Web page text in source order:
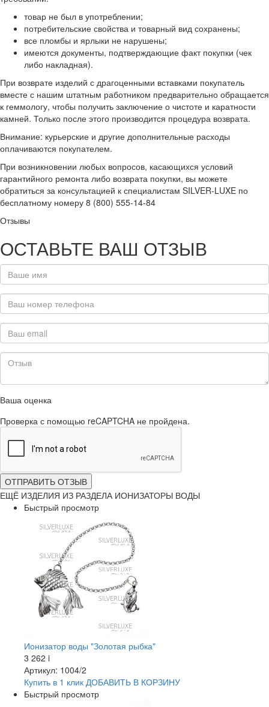
товар не был в употреблении;
потребительские свойства и товарный вид сохранены;
все пломбы и ярлыки не нарушены;
имеются документы, подтверждающие факт покупки (чек
либо накладная).
При возврате изделий с драгоценными вставками покупатель
вместе с нашим штатным работником предварительно обращается
к геммологу, чтобы получить заключение о чистоте и каратности
камней. Только после этого производится процедура возврата.
Внимание: курьерские и другие дополнительные расходы
оплачиваются покупателем.
При возникновении любых вопросов, касающихся условий
гарантийного ремонта либо возврата покупки, вы можете
обратиться за консультацией к специалистам SILVER-LUXE по
бесплатному номеру 8 (800) 555-14-84
Отзывы
ОСТАВЬТЕ ВАШ ОТЗЫВ
Ваша оценка
Проверка с помощью reCAPTCHA не пройдена.
ОТПРАВИТЬ ОТЗЫВ
ЕЩЁ ИЗДЕЛИЯ ИЗ РАЗДЕЛА ИОНИЗАТОРЫ ВОДЫ
Быстрый просмотр
Ионизатор воды "Золотая рыбка"
3 262 i
Артикул: 1004/2
Купить в 1 клик ДОБАВИТЬ В КОРЗИНУ
Быстрый просмотр